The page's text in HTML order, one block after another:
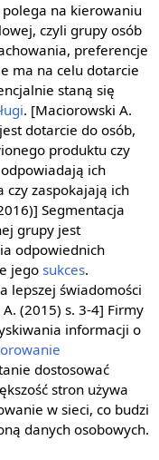
na kierowaniu
czyli grupy osób
preferencje
ma na celu dotarcie
staną się
. [Maciorowski A.
dotarcie do osób,
produktu czy
ich
czy zaspokajają ich
Segmentacja
grupy jest
odpowiednich
jegosukces.
lepszej świadomości
(2015) s. 3-4] Firmy
informacji o
dostosować
stron używa
w sieci, co budzi
danych osobowych.